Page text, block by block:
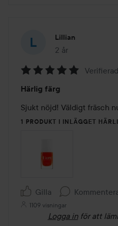
Lillian
2 år
Inlägget skapades
5
av
5
Härlig färg
Sjukt nöjd! Väldigt fräsch
1 PRODUKT I INLÄGGET
Gilla
1109 visningar
Logga in för att